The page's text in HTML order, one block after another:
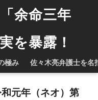
余命三年
を暴露！
極み 佐々木亮弁護士を名
元年（ネオ）第